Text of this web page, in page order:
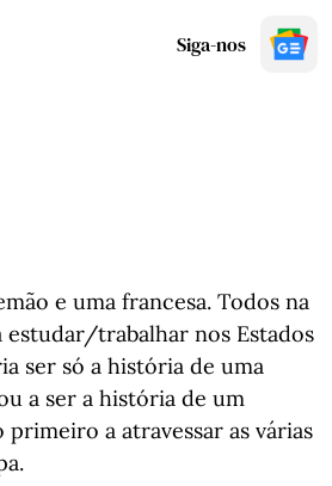
Siga-nos
e uma francesa. Todos na
estudar/trabalhar nos Estados
ser só a história de uma
a ser a história de um
a atravessar as várias